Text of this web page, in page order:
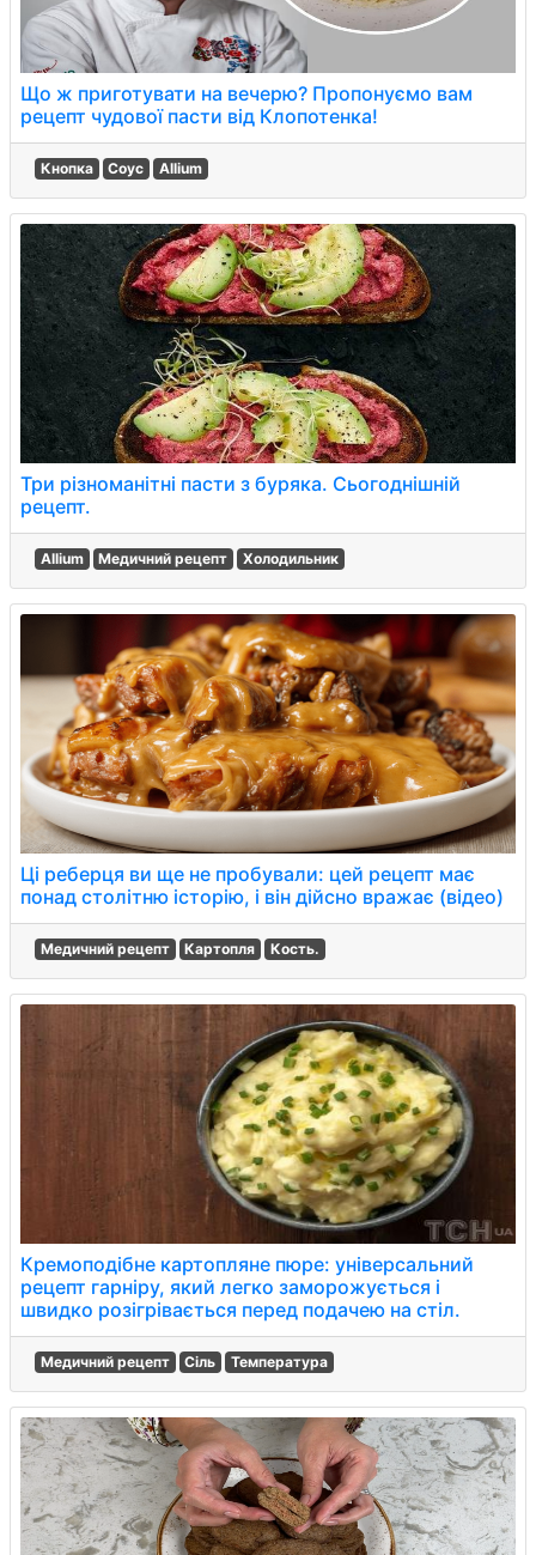
Що ж приготувати на вечерю? Пропонуємо вам
рецепт чудової пасти від Клопотенка!
Кнопка Соус Allium
Три різноманітні пасти з буряка. Сьогоднішній
рецепт.
Allium Медичний рецепт Холодильник
Ці реберця ви ще не пробували: цей рецепт має
понад столітню історію, і він дійсно вражає (відео)
Медичний рецепт Картопля Кость.
Кремоподібне картопляне пюре: універсальний
рецепт гарніру, який легко заморожується і
швидко розігрівається перед подачею на стіл.
Медичний рецепт Сіль Температура